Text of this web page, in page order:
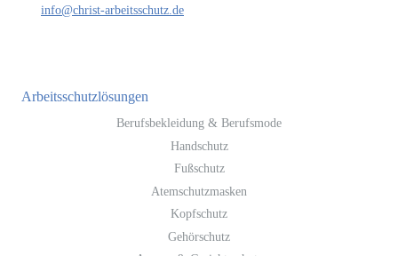
info@christ-arbeitsschutz.de
Arbeitsschutzlösungen
Berufsbekleidung & Berufsmode
Handschutz
Fußschutz
Atemschutzmasken
Kopfschutz
Gehörschutz